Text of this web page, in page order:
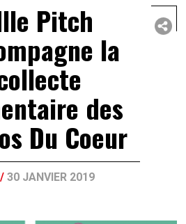
Pitch
la
des
Du Coeur
/30 JANVIER 2019